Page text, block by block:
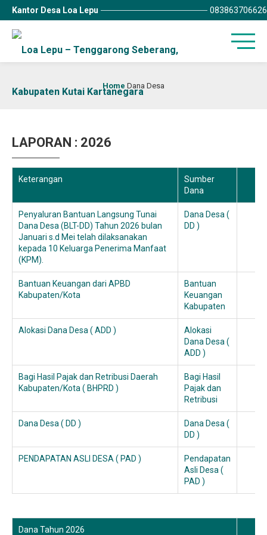
Kantor Desa Loa Lepu 083863706626
Home Dana Desa
LAPORAN : 2026
Keterangan
Sumber
Dana
Penyaluran Bantuan Langsung Tunai
Dana Desa (BLT-DD) Tahun 2026 bulan
Januari s.d Mei telah dilaksanakan
kepada 10 Keluarga Penerima Manfaat
(KPM).
Dana Desa (
DD )
Bantuan Keuangan dari APBD
Kabupaten/Kota
Bantuan
Keuangan
Kabupaten
Alokasi Dana Desa ( ADD )
Alokasi
Dana Desa (
ADD )
Bagi Hasil Pajak dan Retribusi Daerah
Kabupaten/Kota ( BHPRD )
Bagi Hasil
Pajak dan
Retribusi
Dana Desa ( DD )
Dana Desa (
DD )
PENDAPATAN ASLI DESA ( PAD )
Pendapatan
Asli Desa (
PAD )
Dana Tahun 2026